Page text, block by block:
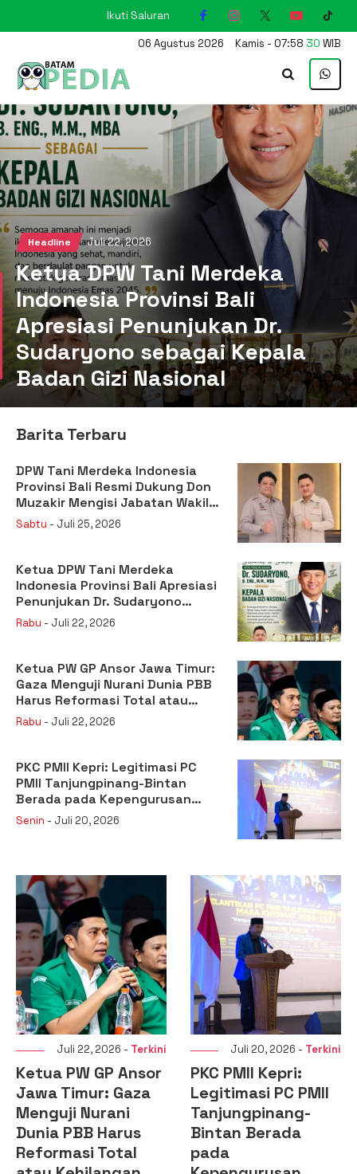
Ikuti Saluran
06Agustus2026 Kamis -07:58 31 WIB
Headline Juli 22, 2026
Ketua DPW Tani Merdeka
Indonesia Provinsi Bali
Apresiasi Penunjukan Dr.
Sudaryono sebagai Kepala
Badan Gizi Nasional
Barita Terbaru
DPW Tani Merdeka Indonesia
Provinsi Bali Resmi Dukung Don
Muzakir Mengisi Jabatan Wakil
Menteri Pertanian RI
Sabtu - Juli 25, 2026
Ketua DPW Tani Merdeka
Indonesia Provinsi Bali Apresiasi
Penunjukan Dr. Sudaryono
sebagai Kepala Badan Gizi
Rabu - Juli 22, 2026
Ketua PW GP Ansor Jawa Timur:
Gaza Menguji Nurani Dunia PBB
Harus Reformasi Total atau
Kehilangan Legitimasi
Rabu - Juli 22, 2026
PKC PMII Kepri: Legitimasi PC
PMII Tanjungpinang-Bintan
Berada pada Kepengurusan
Muhammad Al-Mujrin
Senin - Juli 20, 2026
Juli 22, 2026 -Terkini
PW GP Ansor
Timur: Gaza
Nurani
PBB Harus
Total
Juli 20, 2026 -Terkini
PKC PMII Kepri:
Legitimasi PC PMII
Tanjungpinang-
Bintan Berada